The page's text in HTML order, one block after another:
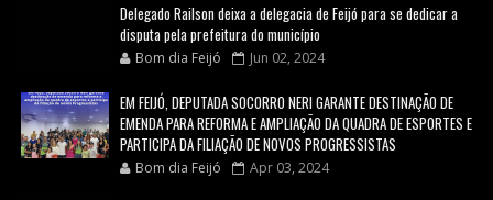
Delegado Railson deixa a delegacia de Feijó para se dedicar a
disputa pela prefeitura do município
Bom dia Feijó Jun 02, 2024
EM FEIJÓ, DEPUTADA SOCORRO NERI GARANTE DESTINAÇÃO DE
EMENDA PARA REFORMA E AMPLIAÇÃO DA QUADRA DE ESPORTES E
PARTICIPA DA FILIAÇÃO DE NOVOS PROGRESSISTAS
Bom dia Feijó Apr 03, 2024